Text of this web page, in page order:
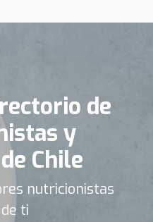
de
y
Chile
nutricionistas
ti